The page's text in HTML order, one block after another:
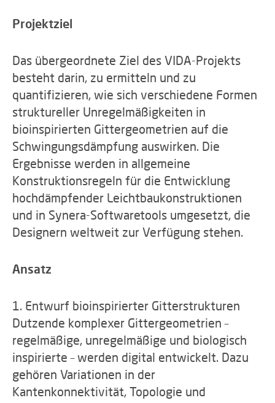
Projektziel
Das übergeordnete Ziel des VIDA-Projekts
besteht darin, zu ermitteln und zu
quantifizieren, wie sich verschiedene Formen
struktureller Unregelmäßigkeiten in
bioinspirierten Gittergeometrien auf die
Schwingungsdämpfung auswirken. Die
Ergebnisse werden in allgemeine
Konstruktionsregeln für die Entwicklung
hochdämpfender Leichtbaukonstruktionen
und in Synera-Softwaretools umgesetzt, die
Designern weltweit zur Verfügung stehen.
Ansatz
1. Entwurf bioinspirierter Gitterstrukturen
Dutzende komplexer Gittergeometrien –
regelmäßige, unregelmäßige und biologisch
inspirierte – werden digital entwickelt. Dazu
gehören Variationen in der
Kantenkonnektivität, Topologie und